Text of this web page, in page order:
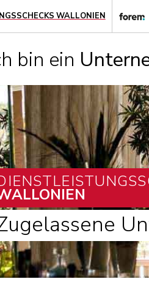
WALLONIEN
bin ein